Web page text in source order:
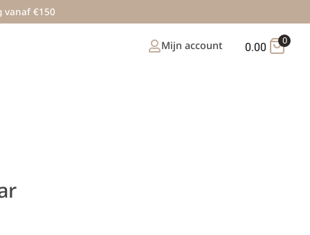
vanaf €150
Mijn account 0.00
0